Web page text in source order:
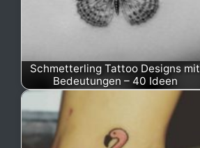
Schmetterling Tattoo Designs mit
Bedeutungen – 40 Ideen